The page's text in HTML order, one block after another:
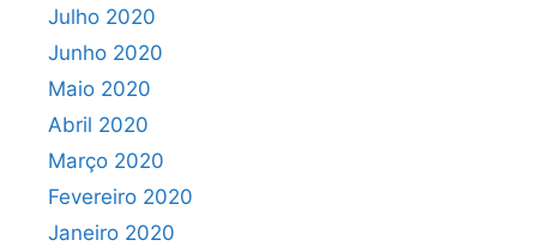
Julho 2020
Junho 2020
Maio 2020
Abril 2020
Março 2020
Fevereiro 2020
Janeiro 2020